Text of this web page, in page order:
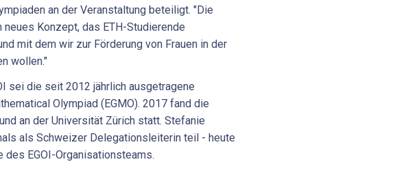
an der Veranstaltung beteiligt. "Die
neues Konzept, das ETH-Studierende
mit dem wir zur Förderung von Frauen in der
wollen."
sei die seit 2012 jährlich ausgetragene
Olympiad (EGMO). 2017 fand die
und an der Universität Zürich statt. Stefanie
als Schweizer Delegationsleiterin teil - heute
EGOI-Organisationsteams.